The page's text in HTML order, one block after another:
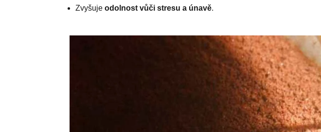
Zvyšuje odolnost vůči stresu a únavě.